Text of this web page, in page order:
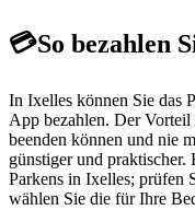
💳So bezahlen
In Ixelles können Sie das
App bezahlen. Der Vorteil
beenden können und nie
günstiger und praktischer.
Parkens in Ixelles; prüfen
wählen Sie die für Ihre